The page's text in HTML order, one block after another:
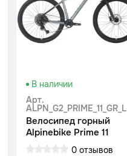
В наличии
Арт.
ALPN_G2_PRIME_11_GR_L
Велосипед горный
Alpinebike Prime 11
громовой серый0 отзывов